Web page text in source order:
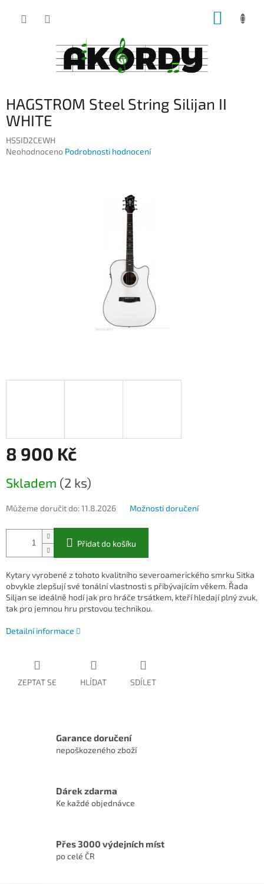
HAGSTROM Steel String Silijan II
WHITE
HSSID2CEWH
Průměrné
Neohodnoceno Podrobnosti hodnocení
8 900 Kč
cena:
Skladem (2 ks)
Můžeme doručit do:11.8.2026 Možnosti doručení
Přidat do košíku
Kytary vyrobené z tohoto kvalitního severoamerického smrku Sitka
obvykle zlepšují své tonální vlastnosti s přibývajícím věkem. Řada
Siljan se ideálně hodí jak pro hráče trsátkem, kteří hledají plný zvuk,
tak pro jemnou hru prstovou technikou.
Detailní informace
ZEPTAT SE HLÍDAT SDÍLET
Garance doručení
nepoškozeného zboží
Dárek zdarma
Ke každé objednávce
Přes 3000 výdejních míst
po celé ČR